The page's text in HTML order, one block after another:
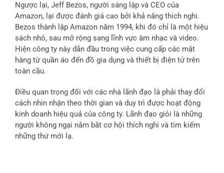
Ngược lại, Jeff Bezos, người sáng lập và CEO của
Amazon, lại được đánh giá cao bởi khả năng thích nghi.
Bezos thành lập Amazon năm 1994, khi đó chỉ là một hiệu
sách nhỏ, sau mở rộng sang lĩnh vực âm nhạc và video.
Hiện công ty này dẫn đầu trong việc cung cấp các mặt
hàng từ quần áo đến đồ gia dụng và thiết bị điện tử trên
toàn cầu.
Điều quan trọng đối với các nhà lãnh đạo là phải thay đổi
cách nhìn nhận theo thời gian và duy trì được hoạt động
kinh doanh hiệu quả của công ty. Lãnh đạo giỏi là những
người không ngại nắm bắt cơ hội thích nghi và tìm kiếm
những thứ mới lạ.